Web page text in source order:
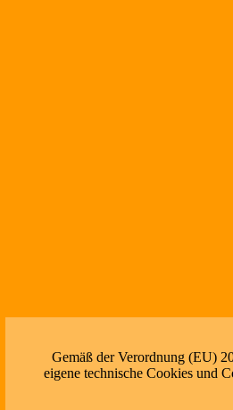
Gemäß der Verordnung (EU)
eigene technische Cookies und